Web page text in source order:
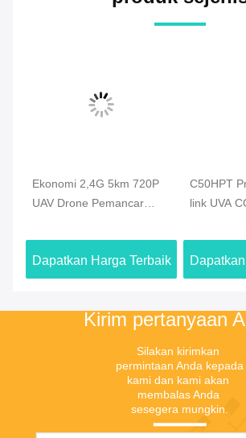
Ekonomi 2,4G 5km 720P
UAV Drone Pemancar
Duplex Data Link
Dapatkan Harga Terbaik
C50HPT
link UVA
transmisi
Kirim pertanyaan
Silakan kirimkan
permintaan Anda kepada
kami dan kami akan
membalas Anda
sesegera mungkin.